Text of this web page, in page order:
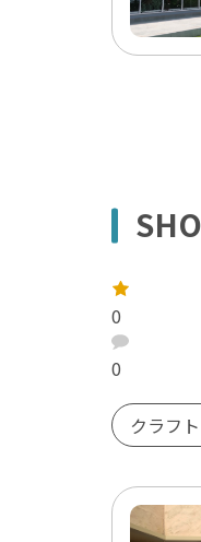
クラフ
レ
ー
ト
：
0
口
コ
ミ
0